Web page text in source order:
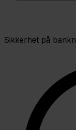
Sikkerhet på